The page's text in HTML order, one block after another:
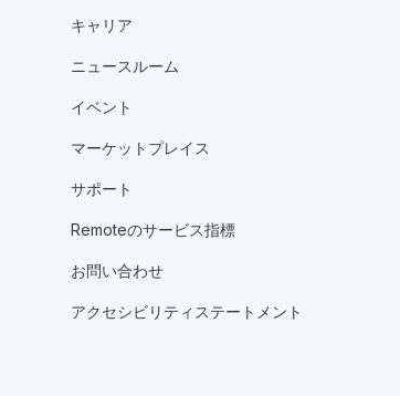
キャリア
ニュースルーム
イベント
マーケットプレイス
サポート
Remoteのサービス指標
お問い合わせ
アクセシビリティステートメント